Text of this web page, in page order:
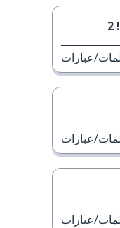
عبارات
عبارات
عبارات